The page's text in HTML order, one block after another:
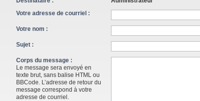
Votre adresse de courriel :
Votre nom :
Sujet :
Corps du message :
Le message sera envoyé en
texte brut, sans balise HTML ou
BBCode. L’adresse de retour du
message correspond à votre
adresse de courriel.